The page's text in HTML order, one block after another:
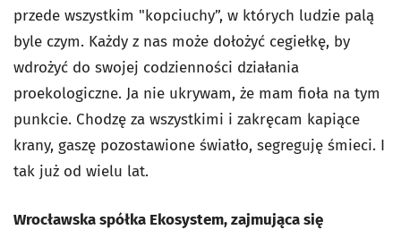
przede wszystkim "kopciuchy”, w których ludzie palą
byle czym. Każdy z nas może dołożyć cegiełkę, by
wdrożyć do swojej codzienności działania
proekologiczne. Ja nie ukrywam, że mam fioła na tym
punkcie. Chodzę za wszystkimi i zakręcam kapiące
krany, gaszę pozostawione światło, segreguję śmieci. I
tak już od wielu lat.
Wrocławska spółka Ekosystem, zajmująca się